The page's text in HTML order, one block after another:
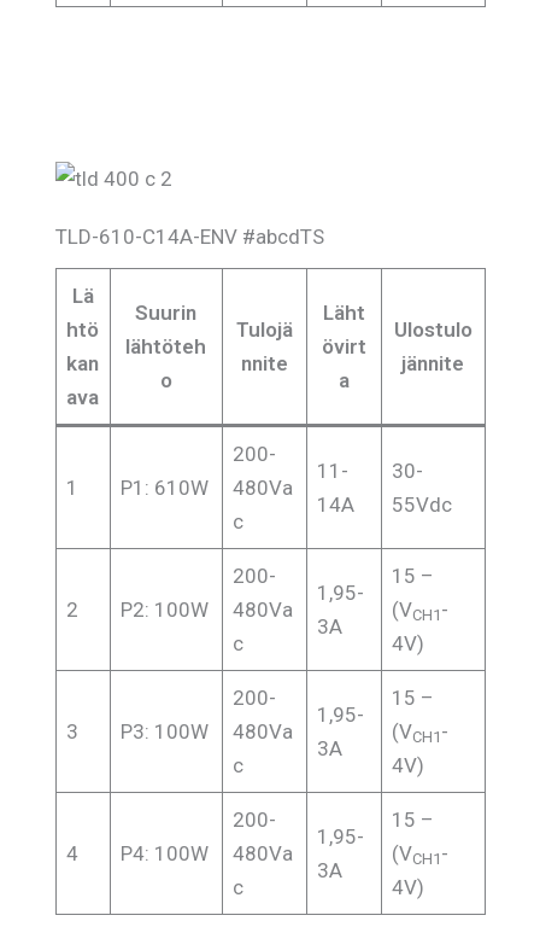
TLD-610-C14A-ENV #abcdTS
Lä
htö
kan
ava
Suurin
lähtöteh
o
Tulojä
nnite
Läht
övirt
a
Ulostulo
jännite
1 P1: 610W
200-
480Va
c
11-
14A
30-
55Vdc
2 P2: 100W
200-
480Va
c
1,95-
3A
15 –
(VCH1 -
4V)
3 P3: 100W
200-
480Va
c
1,95-
3A
15 –
(VCH1 -
4V)
4 P4: 100W
200-
480Va
c
1,95-
3A
15 –
(VCH1 -
4V)